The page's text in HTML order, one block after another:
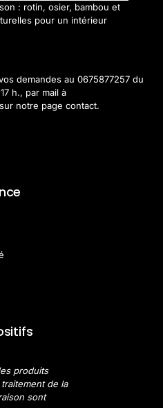
: rotin, osier, bambou et
pour un intérieur
demandes au 0675877257 du
h., par mail à
notre page contact.
produits
de la
sont